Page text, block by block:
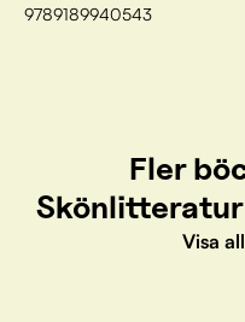
9789189940543
Fler
Visa